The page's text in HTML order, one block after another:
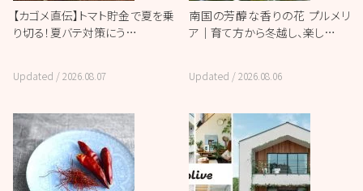
【カゴメ直伝】トマト貯金で夏を乗
り切る！夏バテ対策にう…
Updated /2026.08.07
南国の芳醇な香りの花 プルメリ
ア｜育て方から冬越し、楽し…
Updated /2026.08.06